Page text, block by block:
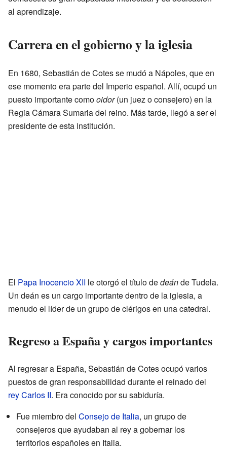
al aprendizaje.
Carrera en el gobierno y la iglesia
En 1680, Sebastián de Cotes se mudó a Nápoles, que en
ese momento era parte del Imperio español. Allí, ocupó un
puesto importante comooidor(un juez o consejero) en la
Regia Cámara Sumaria del reino. Más tarde, llegó a ser el
presidente de esta institución.
El Papa Inocencio XII le otorgó el título dedeánde Tudela.
Un deán es un cargo importante dentro de la iglesia, a
menudo el líder de un grupo de clérigos en una catedral.
Regreso a España y cargos importantes
Al regresar a España, Sebastián de Cotes ocupó varios
puestos de gran responsabilidad durante el reinado del
rey Carlos II. Era conocido por su sabiduría.
Fue miembro del Consejo de Italia, un grupo de
consejeros que ayudaban al rey a gobernar los
territorios españoles en Italia.